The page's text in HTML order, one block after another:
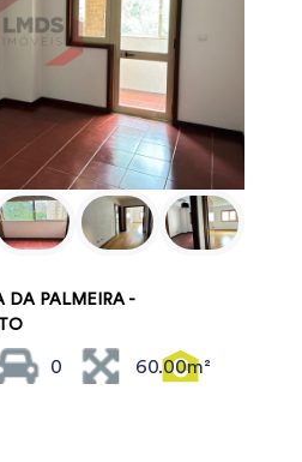
DA PALMEIRA -
0 60.00m²